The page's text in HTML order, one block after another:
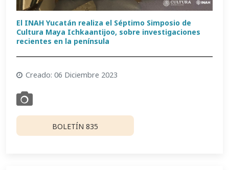
El INAH Yucatán realiza el Séptimo Simposio de
Cultura Maya Ichkaantijoo, sobre investigaciones
recientes en la península
Creado: 06 Diciembre 2023
BOLETÍN 835